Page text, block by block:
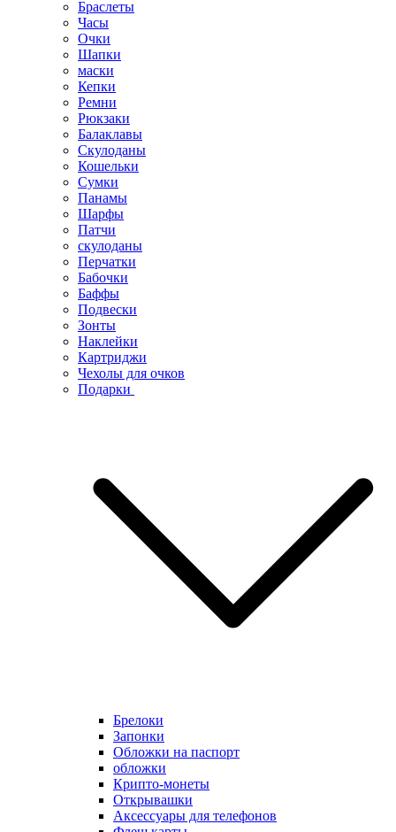
Браслеты
Часы
Очки
Шапки
маски
Кепки
Ремни
Рюкзаки
Балаклавы
Скулоданы
Кошельки
Сумки
Панамы
Шарфы
Патчи
скулоданы
Перчатки
Бабочки
Баффы
Подвески
Зонты
Наклейки
Картриджи
Чехолы для очков
Подарки
Брелоки
Запонки
Обложки на паспорт
обложки
Крипто-монеты
Открывашки
Аксессуары для телефонов